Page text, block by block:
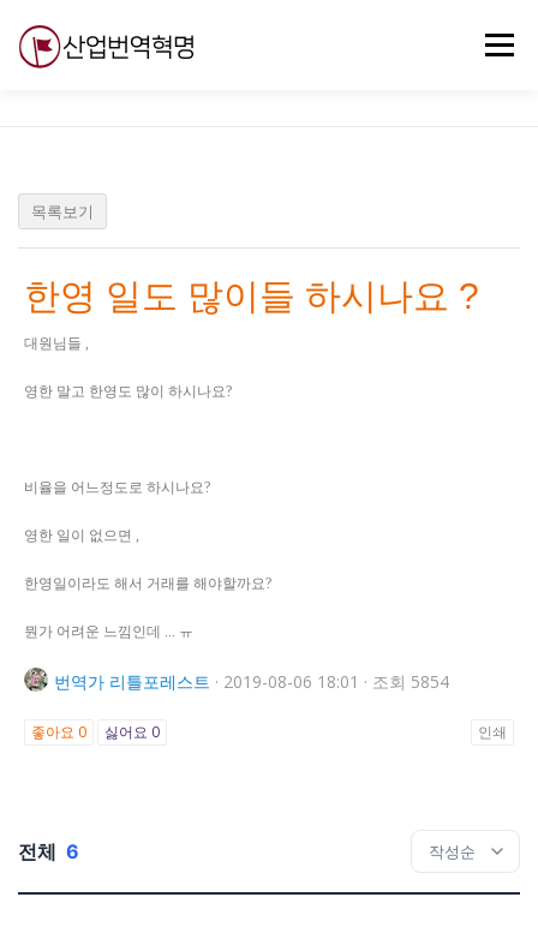
메뉴
목록보기
한영 일도 많이들 하시나요 ?
대원님들 ,
영한 말고 한영도 많이 하시나요?
비율을 어느정도로 하시나요?
영한 일이 없으면 ,
한영일이라도 해서 거래를 해야할까요?
뭔가 어려운 느낌인데 ... ㅠ
번역가 리틀포레스트 · 2019-08-06 18:01 · 조회 5854
좋아요 0 싫어요 0 인쇄
전체 6